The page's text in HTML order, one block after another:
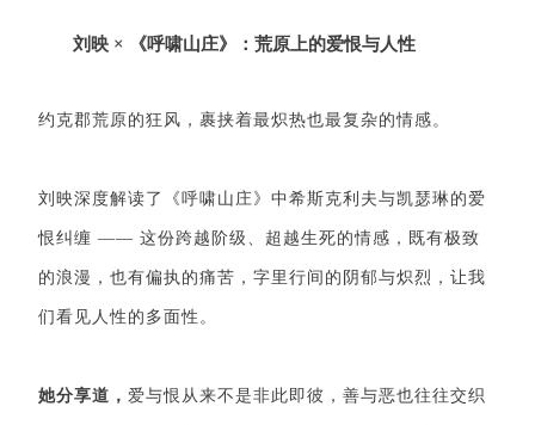
刘映 × 《呼啸山庄》：荒原上的爱恨与人性
约克郡荒原的狂风，裹挟着最炽热也最复杂的情感。
刘映深度解读了《呼啸山庄》中希斯克利夫与凯瑟琳的爱
恨纠缠 —— 这份跨越阶级、超越生死的情感，既有极致
的浪漫，也有偏执的痛苦，字里行间的阴郁与炽烈，让我
们看见人性的多面性。
她分享道，爱与恨从来不是非此即彼，善与恶也往往交织